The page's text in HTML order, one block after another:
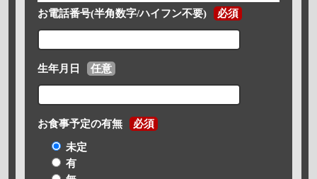
お電話番号(半角数字/ハイフン不要) 必須
生年月日 任意
お食事予定の有無 必須
未定
有